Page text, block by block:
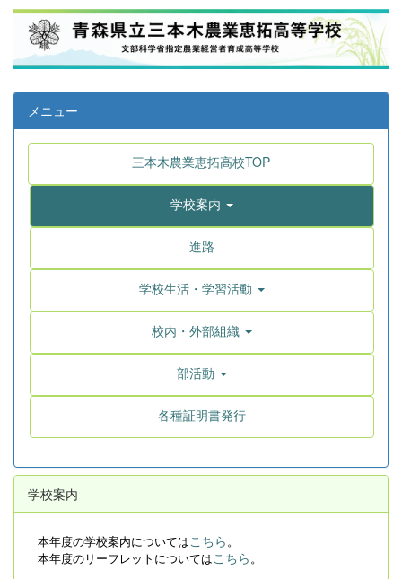
メニュー
三本木農業恵拓高校TOP
学校案内
進路
学校生活・学習活動
校内・外部組織
部活動
各種証明書発行
学校案内
本年度の学校案内についてはこちら 。
本年度のリーフレットについてはこちら 。